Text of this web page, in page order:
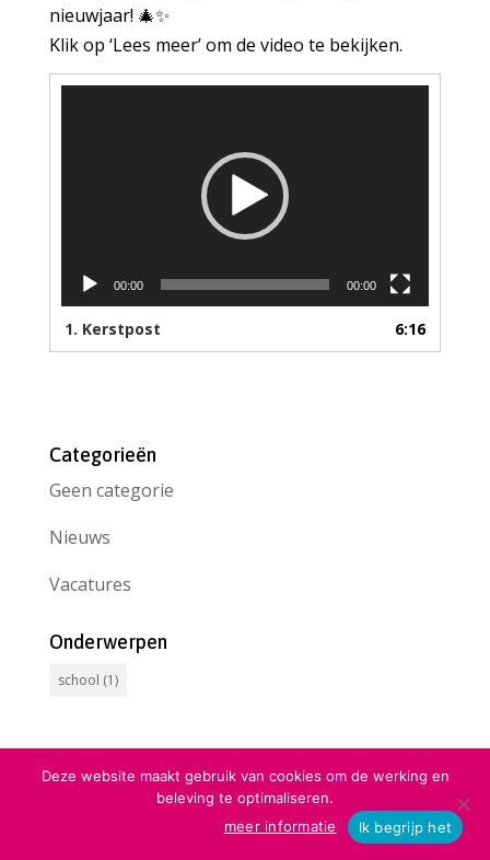
nieuwjaar! 🎄✨
Klik op ‘Lees meer’ om de video te bekijken.
00:00 00:00
1. Kerstpost 6:16
Categorieën
Geen categorie
Nieuws
Vacatures
Onderwerpen
school (1)
Privacystatement Sitemap


Contact
Bellen

Mailen
Deze website maakt gebruik van cookies om de werking en
beleving te optimaliseren.
Ik begrijp het
meer informatie